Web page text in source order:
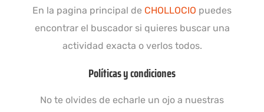
En la pagina principal de CHOLLOCIO puedes
encontrar el buscador si quieres buscar una
actividad exacta o verlos todos.
Políticas y condiciones
No te olvides de echarle un ojo a nuestras